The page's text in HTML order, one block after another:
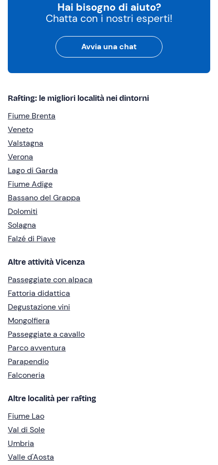
Hai bisogno di aiuto?
Chatta con i nostri esperti!
Avvia una chat
Rafting: le migliori località nei dintorni
Fiume Brenta
Veneto
Valstagna
Verona
Lago di Garda
Fiume Adige
Bassano del Grappa
Dolomiti
Solagna
Falzé di Piave
Altre attività Vicenza
Passeggiate con alpaca
Fattoria didattica
Degustazione vini
Mongolfiera
Passeggiate a cavallo
Parco avventura
Parapendio
Falconeria
Altre località per rafting
Fiume Lao
Val di Sole
Umbria
Valle d'Aosta